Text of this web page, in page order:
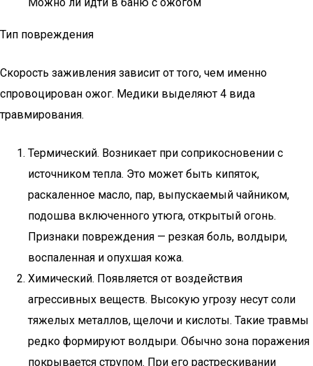
Тип повреждения
Скорость заживления зависит от того, чем именно
спровоцирован ожог. Медики выделяют 4 вида
травмирования.
Термический. Возникает при соприкосновении с
источником тепла. Это может быть кипяток,
раскаленное масло, пар, выпускаемый чайником,
подошва включенного утюга, открытый огонь.
Признаки повреждения — резкая боль, волдыри,
воспаленная и опухшая кожа.
Химический. Появляется от воздействия
агрессивных веществ. Высокую угрозу несут соли
тяжелых металлов, щелочи и кислоты. Такие травмы
редко формируют волдыри. Обычно зона поражения
покрывается струпом. При его растрескивании